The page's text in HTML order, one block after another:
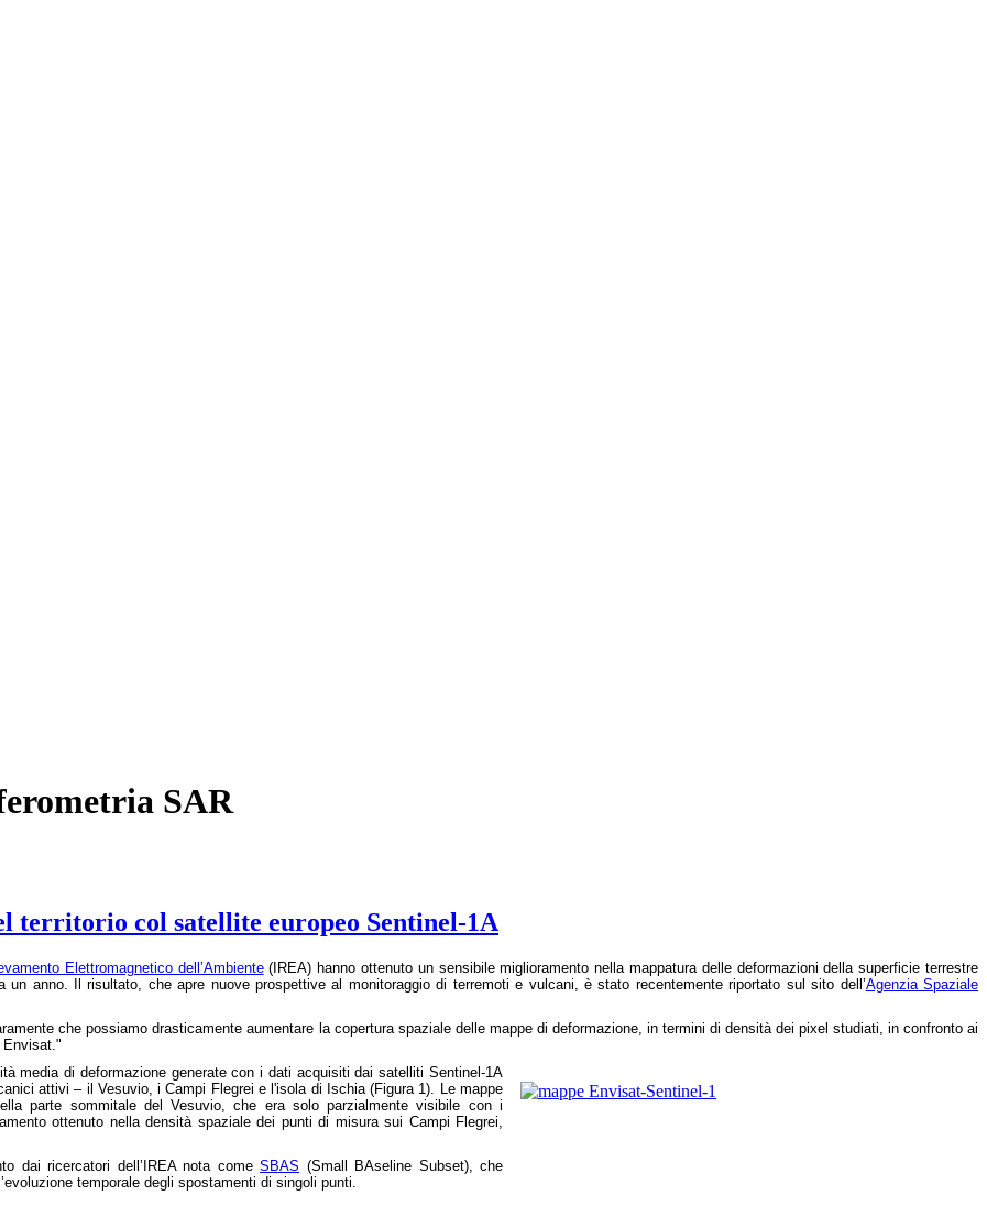
SAR
territorio col satellite europeo Sentinel-1A
Elettromagnetico dell’Ambiente(IREA) hanno ottenuto un sensibile miglioramento nella mappatura delle deformazioni della superficie terrestre
anno. Il risultato, che apre nuove prospettive al monitoraggio di terremoti e vulcani, è stato recentemente riportato sul sito dell’Agenzia Spaziale
che possiamo drasticamente aumentare la copertura spaziale delle mappe di deformazione, in termini di densità dei pixel studiati, in confronto ai
Envisat."
media di deformazione generate con i dati acquisiti dai satelliti Sentinel-1A
attivi – il Vesuvio, i Campi Flegrei e l'isola di Ischia (Figura 1). Le mappe
parte sommitale del Vesuvio, che era solo parzialmente visibile con i
ottenuto nella densità spaziale dei punti di misura sui Campi Flegrei,
dai ricercatori dell’IREA nota comeSBAS (Small BAseline Subset), che
temporale degli spostamenti di singoli punti.